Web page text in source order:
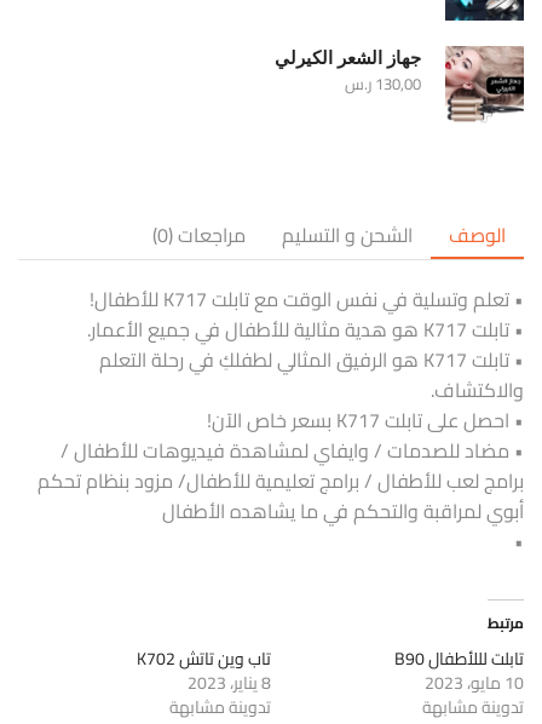
جهاز الشعر الكيرلي
130,00ر.س
الوصف الشحن و التسليم
مراجعات (0)
• تعلم وتسلية في نفس الوقت مع تابلت K717 للأطفال!
• تابلت K717 هو هدية مثالية للأطفال في جميع الأعمار.
• تابلت K717 هو الرفيق المثالي لطفلكِ في رحلة التعلم
والاكتشاف.
• احصل على تابلت K717 بسعر خاص الآن!
• مضاد للصدمات / وايفاي لمشاهدة فيديوهات للأطفال /
برامج لعب للأطفال / برامج تعليمية للأطفال/ مزود بنظام تحكم
أبوي لمراقبة والتحكم في ما يشاهده الأطفال
•
مرتبط
تابلت لللأطفال B90
10 مايو، 2023
تدوينة مشابهة
تاب وين تاتش K702
8 يناير، 2023
تدوينة مشابهة